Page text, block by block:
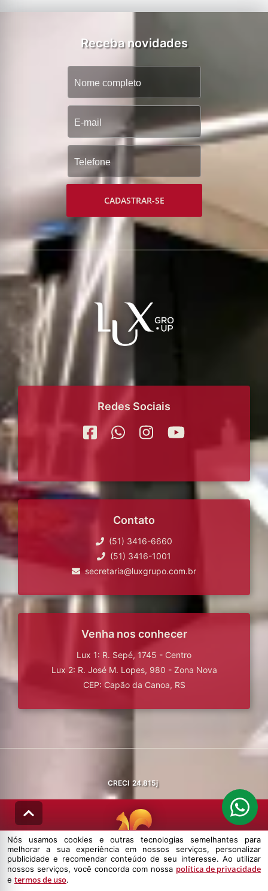
Receba novidades
CADASTRAR-SE
Redes Sociais
Contato
(51) 3416-6660
(51) 3416-1001
secretaria@luxgrupo.com.br
Venha nos conhecer
Lux 1: R. Sepé, 1745 - Centro
Lux 2: R. José M. Lopes, 980 - Zona Nova
CEP: Capão da Canoa, RS
CRECI 24.815j
© DESENVOLVIDO PELAAGIL.NET
Nós usamos cookies e outras tecnologias semelhantes para melhorar a
sua experiência em nossos serviços, personalizar publicidade e
Nós usamos cookies e outras tecnologias semelhantes para
melhorar a sua experiência em nossos serviços, personalizar
publicidade e recomendar conteúdo de seu interesse. Ao utilizar
nossos serviços, você concorda com nossa política de privacidade
e termos de uso.